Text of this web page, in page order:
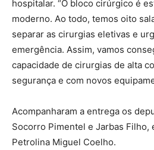
hospitalar. “O bloco cirúrgico é
moderno. Ao todo, temos oito
separar as cirurgias eletivas e
emergência. Assim, vamos
capacidade de cirurgias de alta
segurança e com novos
Acompanharam a entrega os
Socorro Pimentel e Jarbas
Petrolina Miguel Coelho.